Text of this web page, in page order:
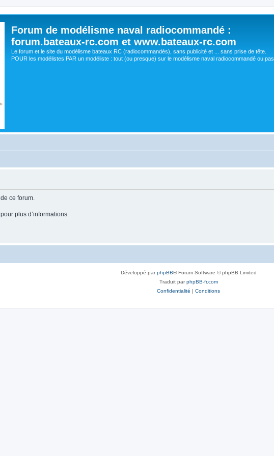
Forum de modélisme naval radiocommandé :
forum.bateaux-rc.com et www.bateaux-rc.com
Le forum et le site du modélisme bateaux RC (radiocommandés), sans publicité et ... sans prise de tête.
POUR les modélistes PAR un modéliste : tout (ou presque) sur le modélisme naval radiocommandé ou pas.
de ce forum.
pour plus d’informations.
Développé parphpBB® Forum Software © phpBB Limited
Traduit parphpBB-fr.com
Confidentialité | Conditions